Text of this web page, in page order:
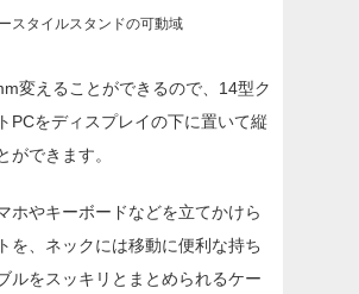
スタイルスタンドの可動域
変えることができるので、14型ク
PCをディスプレイの下に置いて縦
ができます。
ホやキーボードなどを立てかけら
を、ネックには移動に便利な持ち
ルをスッキリとまとめられるケー